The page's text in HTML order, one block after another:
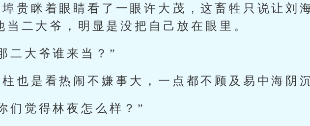
埠贵眯着眼睛看了一眼许大茂，这畜牲只说让刘
当二大爷，明显是没把自己放在眼里。
二大爷谁来当？”
也是看热闹不嫌事大，一点都不顾及易中海阴
们觉得林夜怎么样？”